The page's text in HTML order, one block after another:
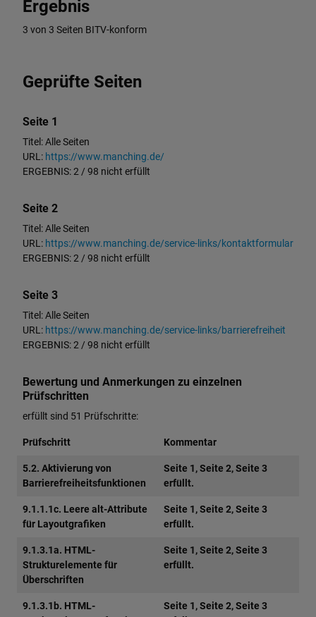
Ergebnis
3 von 3 Seiten BITV-konform
Geprüfte Seiten
Seite 1
Titel: Alle Seiten
URL: https://www.manching.de/
ERGEBNIS: 2 / 98 nicht erfüllt
Seite 2
Titel: Alle Seiten
URL: https://www.manching.de/service-links/kontaktformular
ERGEBNIS: 2 / 98 nicht erfüllt
Seite 3
Titel: Alle Seiten
URL: https://www.manching.de/service-links/barrierefreiheit
ERGEBNIS: 2 / 98 nicht erfüllt
Bewertung und Anmerkungen zu einzelnen
Prüfschritten
erfüllt sind 51 Prüfschritte:
Prüfschritt Kommentar
5.2. Aktivierung von
Barrierefreiheitsfunktionen
Seite 1, Seite 2, Seite 3
erfüllt.
9.1.1.1c. Leere alt-Attribute
für Layoutgrafiken
Seite 1, Seite 2, Seite 3
erfüllt.
9.1.3.1a. HTML-
Strukturelemente für
Überschriften
Seite 1, Seite 2, Seite 3
erfüllt.
9.1.3.1b. HTML-
Seite 1, Seite 2, Seite 3